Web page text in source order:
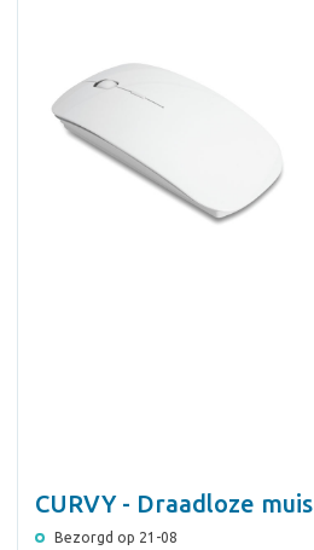
CURVY - Draadloze muis
Bezorgd op 21-08